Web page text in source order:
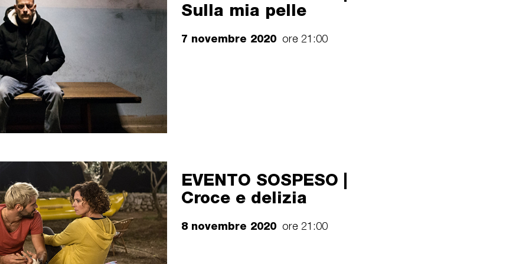
Sulla mia pelle
7 novembre 2020 ore 21:00
EVENTO SOSPESO |
Croce e delizia
8 novembre 2020 ore 21:00